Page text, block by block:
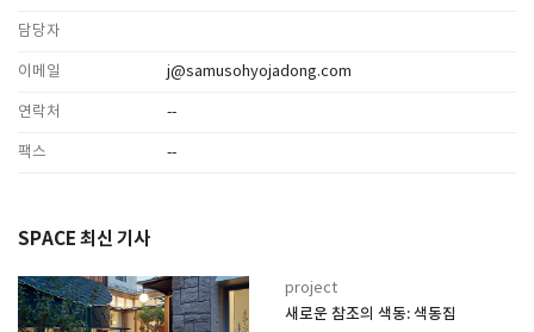
담당자
이메일 j@samusohyojadong.com
연락처 --
팩스 --
SPACE 최신 기사
project
새로운 참조의 색동: 색동집